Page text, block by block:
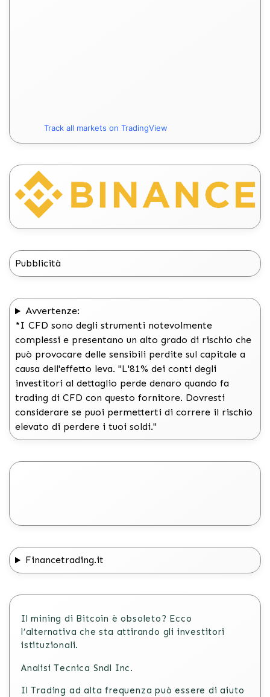
Track all markets on TradingView
Pubblicità
Avvertenze:
*I CFD sono degli strumenti notevolmente
complessi e presentano un alto grado di rischio che
può provocare delle sensibili perdite sul capitale a
causa dell'effetto leva. "L'81% dei conti degli
investitori al dettaglio perde denaro quando fa
trading di CFD con questo fornitore. Dovresti
considerare se puoi permetterti di correre il rischio
elevato di perdere i tuoi soldi."
Financetrading.it
Il mining di Bitcoin è obsoleto? Ecco
l’alternativa che sta attirando gli investitori
istituzionali.
Analisi Tecnica Sndl Inc.
Il Trading ad alta frequenza può essere di aiuto